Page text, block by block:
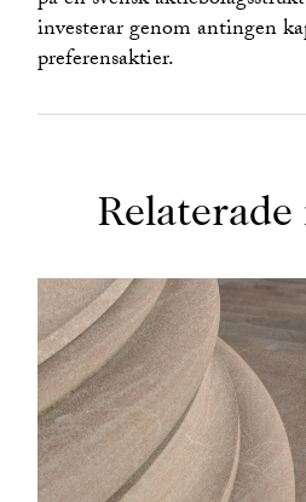
investerar genom antingen
preferensaktier.